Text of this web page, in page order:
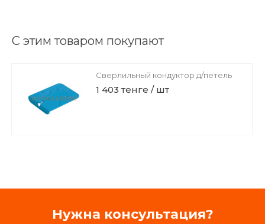
С этим товаром покупают
Сверлильный кондуктор д/петель
1 403 тенге / шт
Нужна консультация?